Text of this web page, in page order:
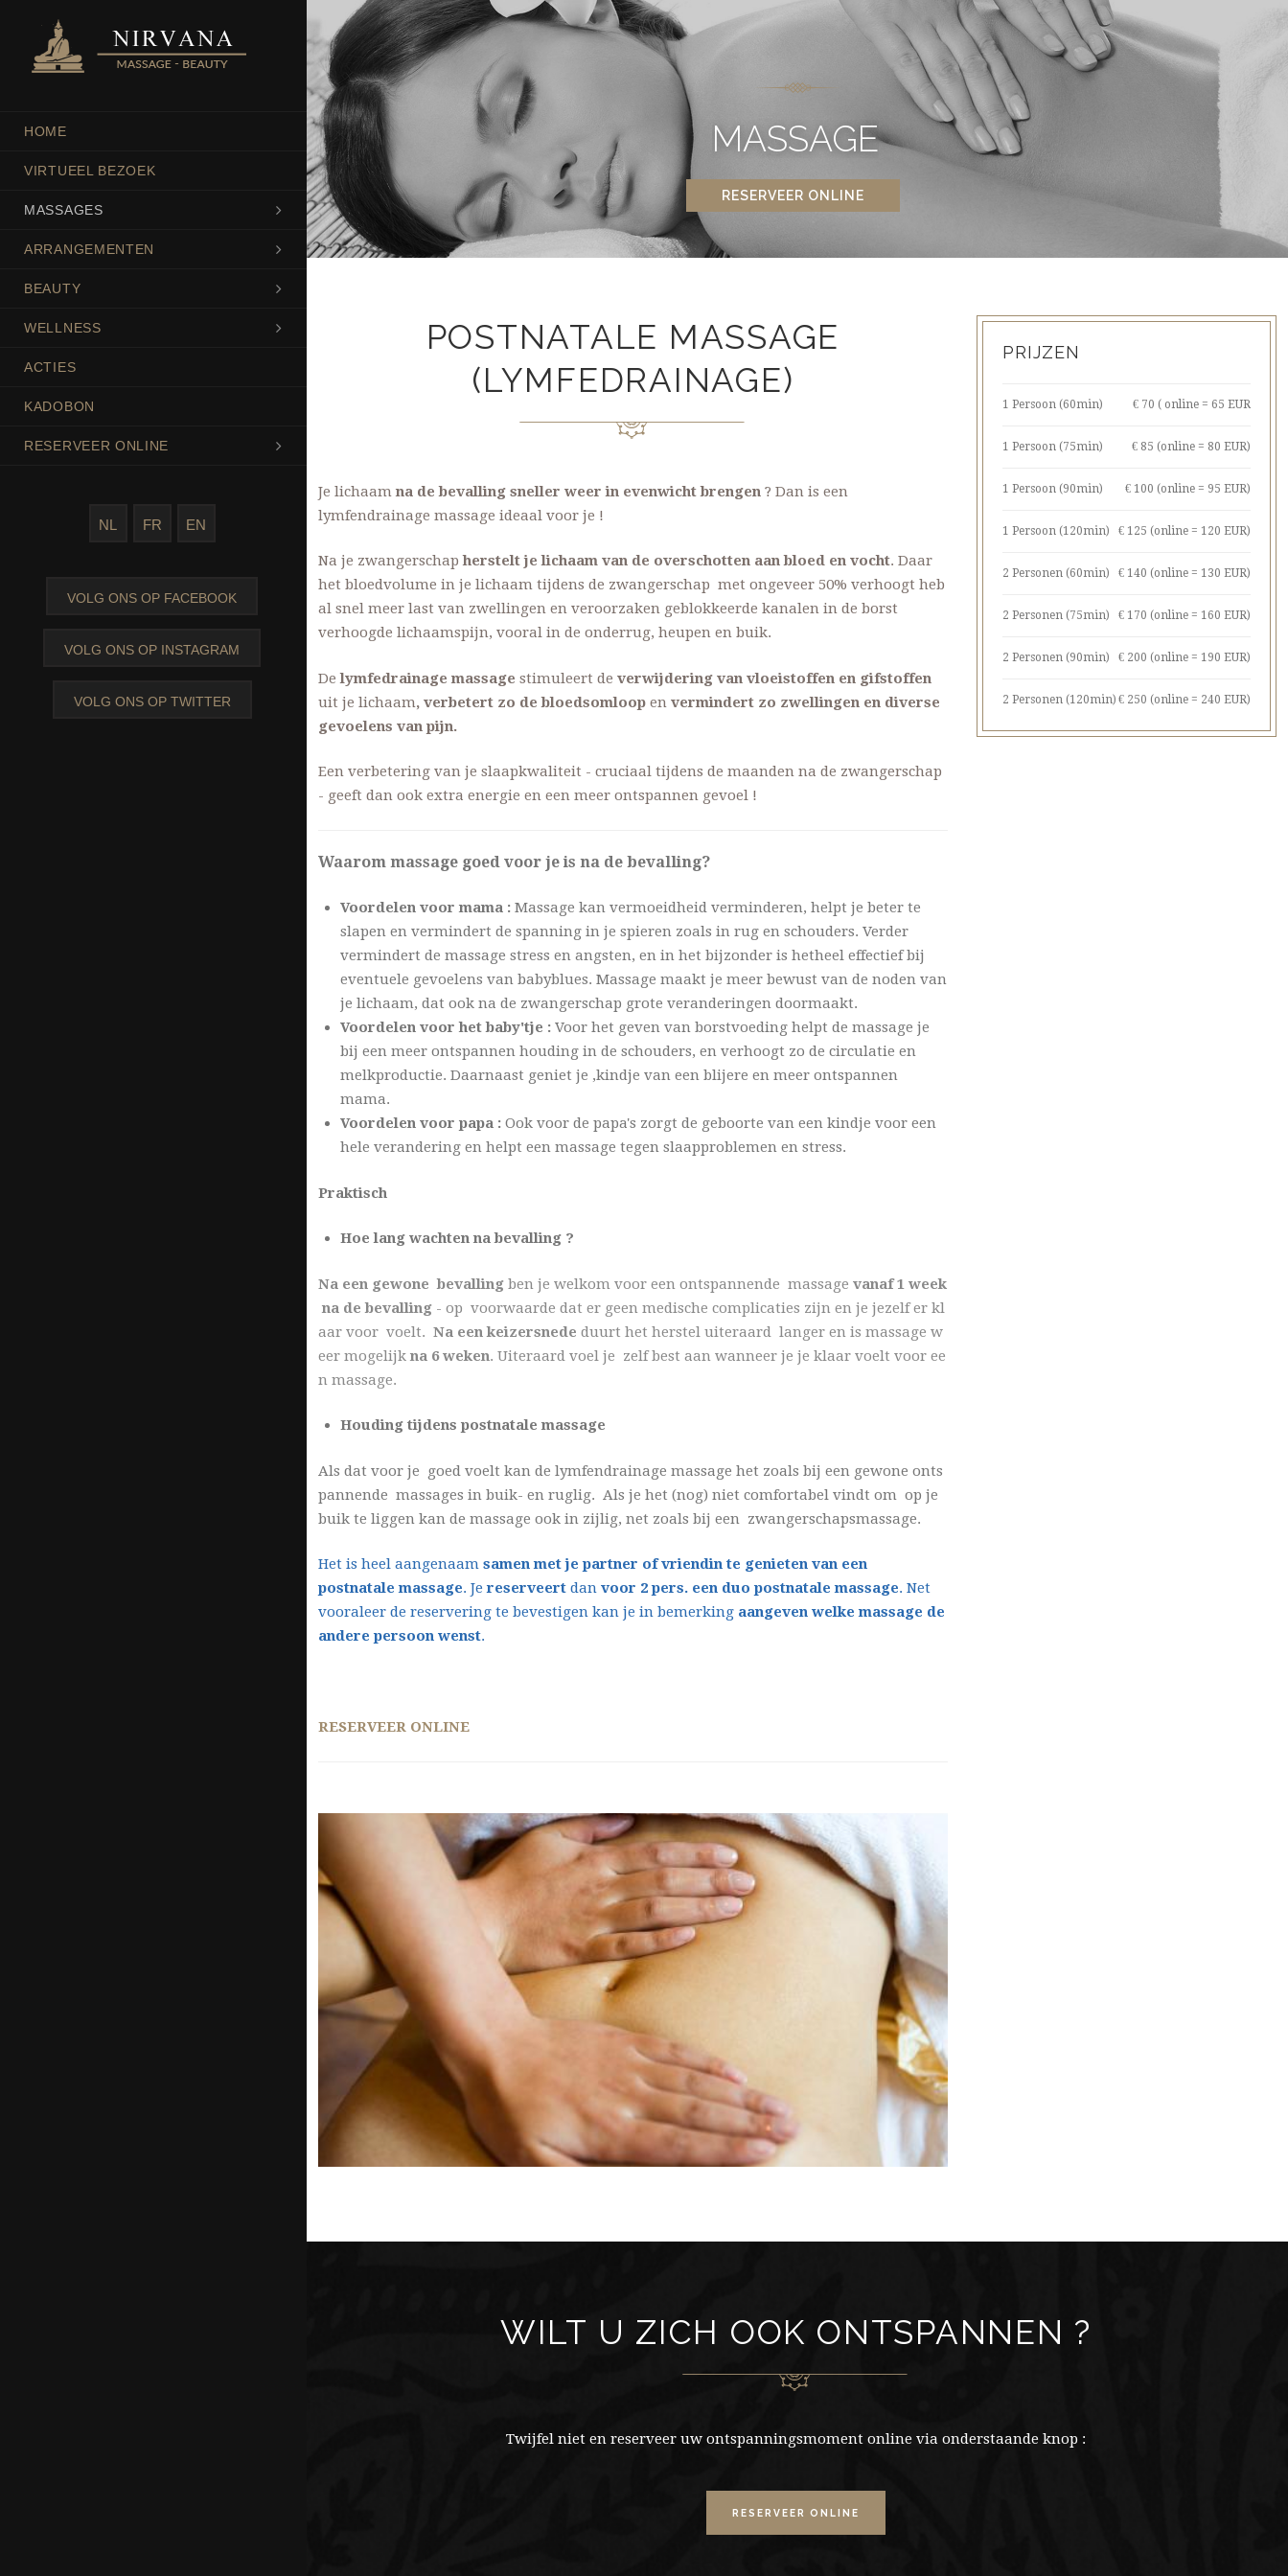
HOME
VIRTUEEL BEZOEK
MASSAGES
ARRANGEMENTEN
BEAUTY
WELLNESS
ACTIES
KADOBON
RESERVEER ONLINE
NL FR EN
VOLG ONS OP FACEBOOK
VOLG ONS OP INSTAGRAM
VOLG ONS OP TWITTER
MASSAGE
RESERVEER ONLINE
POSTNATALE MASSAGE
(LYMFEDRAINAGE)
Je lichaam na de bevalling sneller weer in evenwicht brengen ? Dan is een
lymfendrainage massage ideaal voor je !
Na je zwangerschapherstelt je lichaam van de overschotten aan bloed en vocht. Daar
het bloedvolume in je lichaam tijdens de zwangerschap met ongeveer 50% verhoogt heb
al snel meer last van zwellingen en veroorzaken geblokkeerde kanalen in de borst
verhoogde lichaamspijn, vooral in de onderrug, heupen en buik.
De lymfedrainage massage stimuleert de verwijdering van vloeistoffen en gifstoffen
uit je lichaam, verbetert zo de bloedsomloop en vermindert zo zwellingen en diverse
gevoelens van pijn.
Een verbetering van je slaapkwaliteit - cruciaal tijdens de maanden na de zwangerschap
- geeft dan ook extra energie en een meer ontspannen gevoel !
Waarom massage goed voor je is na de bevalling?
Voordelen voor mama : Massage kan vermoeidheid verminderen, helpt je beter te
slapen en vermindert de spanning in je spieren zoals in rug en schouders. Verder
vermindert de massage stress en angsten, en in het bijzonder is hetheel effectief bij
eventuele gevoelens van babyblues. Massage maakt je meer bewust van de noden van
je lichaam, dat ook na de zwangerschap grote veranderingen doormaakt.
Voordelen voor het baby'tje : Voor het geven van borstvoeding helpt de massage je
bij een meer ontspannen houding in de schouders, en verhoogt zo de circulatie en
melkproductie. Daarnaast geniet je ,kindje van een blijere en meer ontspannen
mama.
Voordelen voor papa : Ook voor de papa's zorgt de geboorte van een kindje voor een
hele verandering en helpt een massage tegen slaapproblemen en stress.
Praktisch
Hoe lang wachten na bevalling ?
Na een gewone bevalling ben je welkom voor een ontspannende massage vanaf 1 week
na de bevalling - op voorwaarde dat er geen medische complicaties zijn en je jezelf er kl
aar voor voelt. Na een keizersnede duurt het herstel uiteraard langer en is massage w
eer mogelijk na 6 weken. Uiteraard voel je zelf best aan wanneer je je klaar voelt voor ee
n massage.
Houding tijdens postnatale massage
Als dat voor je goed voelt kan de lymfendrainage massage het zoals bij een gewone onts
pannende massages in buik- en ruglig. Als je het (nog) niet comfortabel vindt om op je
buik te liggen kan de massage ook in zijlig, net zoals bij een zwangerschapsmassage.
Het is heel aangenaam samen met je partner of vriendin te genieten van een
postnatale massage. Jereserveert dan voor 2 pers. een duo postnatale massage. Net
vooraleer de reservering te bevestigen kan je in bemerking aangeven welke massage de
andere persoon wenst.
RESERVEER ONLINE
PRIJZEN
1 Persoon (60min) € 70 ( online = 65 EUR
1 Persoon (75min) € 85 (online = 80 EUR)
1 Persoon (90min) € 100 (online = 95 EUR)
1 Persoon (120min) € 125 (online = 120 EUR)
2 Personen (60min) € 140 (online = 130 EUR)
2 Personen (75min) € 170 (online = 160 EUR)
2 Personen (90min) € 200 (online = 190 EUR)
2 Personen (120min) € 250 (online = 240 EUR)
WILT U ZICH OOK ONTSPANNEN ?
Twijfel niet en reserveer uw ontspanningsmoment online via onderstaande knop :
RESERVEER ONLINE